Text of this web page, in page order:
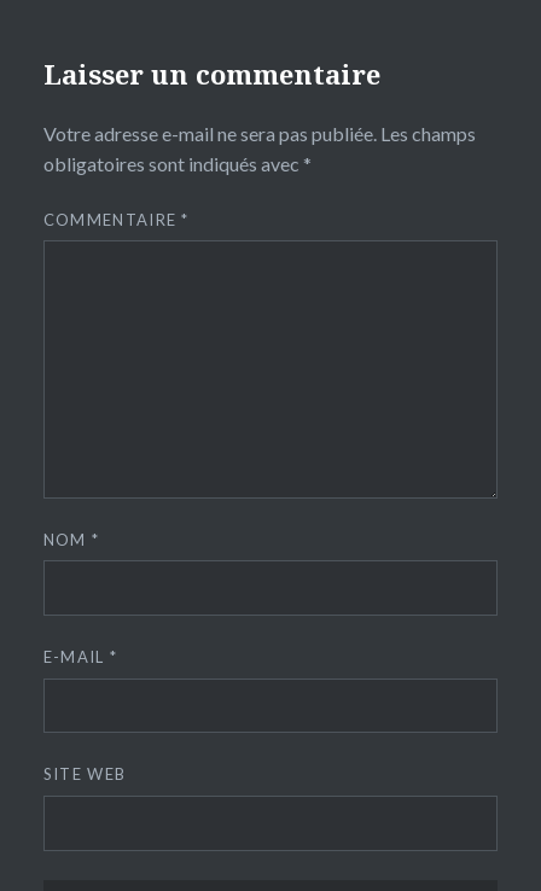
Laisser un commentaire
Votre adresse e-mail ne sera pas publiée. Les champs
obligatoires sont indiqués avec *
COMMENTAIRE*
NOM*
E-MAIL *
SITE WEB